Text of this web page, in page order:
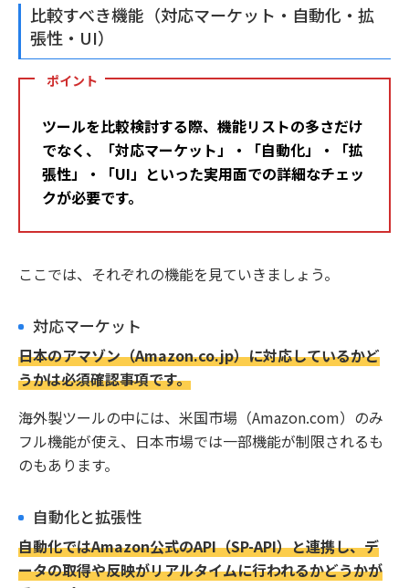
比較すべき機能（対応マーケット・自動化・拡
張性・UI）
ポイント
ツールを比較検討する際、機能リストの多さだけ
でなく、「対応マーケット」・「自動化」・「拡
張性」・「UI」といった実用面での詳細なチェッ
クが必要です。
ここでは、それぞれの機能を見ていきましょう。
対応マーケット
日本のアマゾン（Amazon.co.jp）に対応しているかど
うかは必須確認事項です。
海外製ツールの中には、米国市場（Amazon.com）のみ
フル機能が使え、日本市場では一部機能が制限されるも
のもあります。
自動化と拡張性
自動化ではAmazon公式のAPI（SP-API）と連携し、デ
ータの取得や反映がリアルタイムに行われるかどうかが